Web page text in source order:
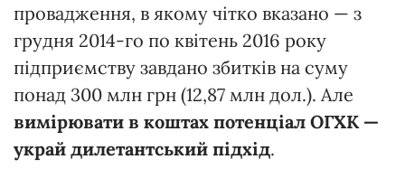
провадження, в якому чітко вказано — з
грудня 2014-го по квітень 2016 року
підприємству завдано збитків на суму
понад 300 млн грн (12,87 млн дол.). Але
вимірювати в коштах потенціал ОГХК —
украй дилетантський підхід.